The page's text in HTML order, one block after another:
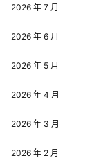
2026 年 7 月
2026 年 6 月
2026 年 5 月
2026 年 4 月
2026 年 3 月
2026 年 2 月